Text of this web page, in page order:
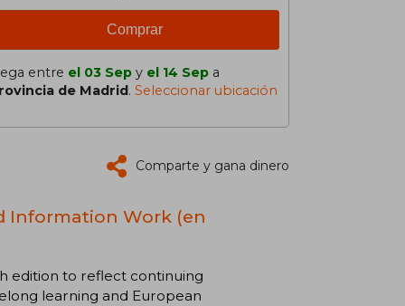
Comprar
entre el 03 Sep y el 14 Sep a
de Madrid. Seleccionar ubicación
Comparte y gana dinero
Information Work (en
edition to reflect continuing
learning and European